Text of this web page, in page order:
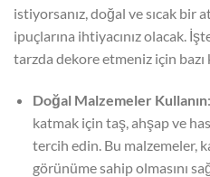
istiyorsanız, doğal ve sıcak bir
ipuçlarına ihtiyacınız olacak.
tarzda dekore etmeniz için
Doğal Malzemeler Kullanın
katmak için taş, ahşap ve
tercih edin. Bu malzemeler,
görünüme sahip olmasını